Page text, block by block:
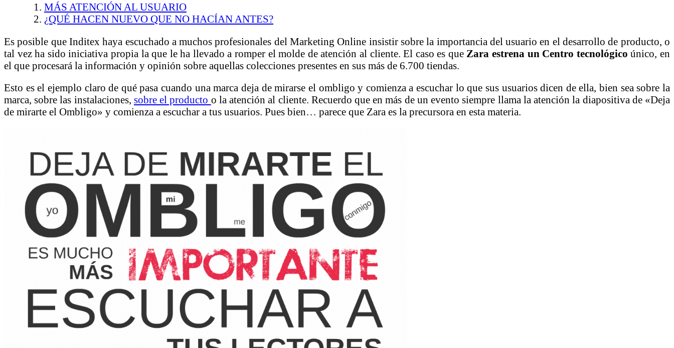
MÁS ATENCIÓN AL USUARIO
¿QUÉ HACEN NUEVO QUE NO HACÍAN ANTES?
Es posible que Inditex haya escuchado a muchos profesionales del Marketing Online insistir sobre la importancia del usuario en el desarrollo de producto, o
tal vez ha sido iniciativa propia la que le ha llevado a romper el molde de atención al cliente. El caso es que Zara estrena un Centro tecnológico único, en
el que procesará la información y opinión sobre aquellas colecciones presentes en sus más de 6.700 tiendas.
Esto es el ejemplo claro de qué pasa cuando una marca deja de mirarse el ombligo y comienza a escuchar lo que sus usuarios dicen de ella, bien sea sobre la
marca, sobre las instalaciones, sobre el producto o la atención al cliente. Recuerdo que en más de un evento siempre llama la atención la diapositiva de «Deja
de mirarte el Ombligo» y comienza a escuchar a tus usuarios. Pues bien… parece que Zara es la precursora en esta materia.